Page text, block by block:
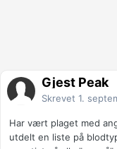
Gjest Peak
Skrevet 1.
Har vært plaget med
utdelt en liste på